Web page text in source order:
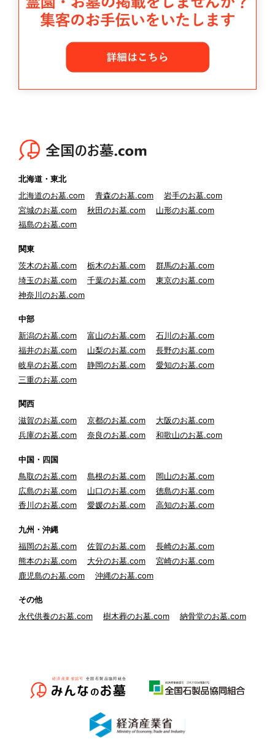
北海道・東北
北海道のお墓.com
青森のお墓.com
岩手のお墓.com
宮城のお墓.com
秋田のお墓.com
山形のお墓.com
福島のお墓.com
関東
茨木のお墓.com
栃木のお墓.com
群馬のお墓.com
埼玉のお墓.com
千葉のお墓.com
東京のお墓.com
神奈川のお墓.com
中部
新潟のお墓.com
富山のお墓.com
石川のお墓.com
福井のお墓.com
山梨のお墓.com
長野のお墓.com
岐阜のお墓.com
静岡のお墓.com
愛知のお墓.com
三重のお墓.com
関西
滋賀のお墓.com
京都のお墓.com
大阪のお墓.com
兵庫のお墓.com
奈良のお墓.com 和歌山のお墓.com
中国・四国
鳥取のお墓.com
島根のお墓.com
岡山のお墓.com
広島のお墓.com
山口のお墓.com
徳島のお墓.com
香川のお墓.com
愛媛のお墓.com 高知のお墓.com
九州・沖縄
福岡のお墓.com
佐賀のお墓.com
長崎のお墓.com
熊本のお墓.com
大分のお墓.com
宮崎のお墓.com
鹿児島のお墓.com
沖縄のお墓.com
その他
永代供養のお墓.com
樹木葬のお墓.com 納骨堂のお墓.com